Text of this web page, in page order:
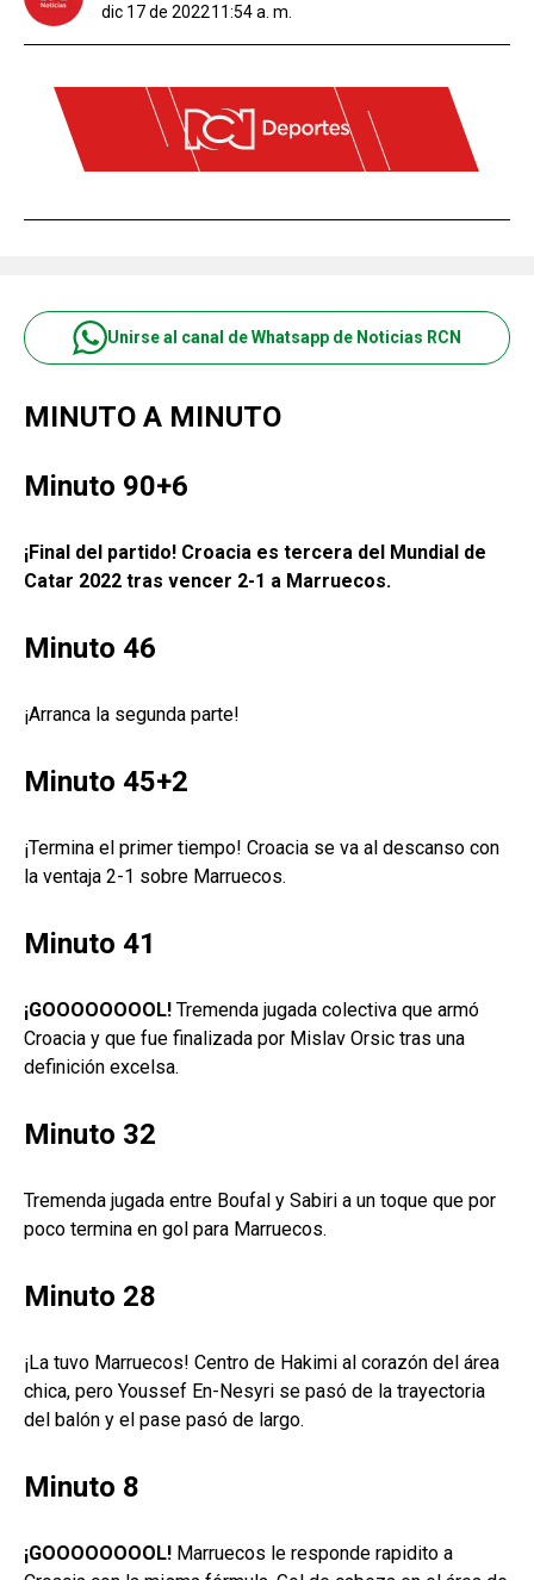
dic 17 de 202211:54 a. m.
Unirse al canal de Whatsapp de Noticias RCN
MINUTO A MINUTO
Minuto 90+6
¡Final del partido! Croacia es tercera del Mundial de
Catar 2022 tras vencer 2-1 a Marruecos.
Minuto 46
¡Arranca la segunda parte!
Minuto 45+2
¡Termina el primer tiempo! Croacia se va al descanso con
la ventaja 2-1 sobre Marruecos.
Minuto 41
¡GOOOOOOOOL! Tremenda jugada colectiva que armó
Croacia y que fue finalizada por Mislav Orsic tras una
definición excelsa.
Minuto 32
Tremenda jugada entre Boufal y Sabiri a un toque que por
poco termina en gol para Marruecos.
Minuto 28
¡La tuvo Marruecos! Centro de Hakimi al corazón del área
chica, pero Youssef En-Nesyri se pasó de la trayectoria
del balón y el pase pasó de largo.
Minuto 8
¡GOOOOOOOOL! Marruecos le responde rapidito a